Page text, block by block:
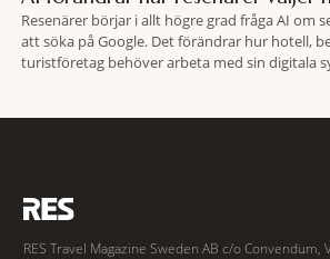
Resenärer börjar i allt högre grad fråga AI om
att söka på Google. Det förändrar hur hotell,
turistföretag behöver arbeta med sin digitala
RES Travel Magazine Sweden AB c/o Convendum,